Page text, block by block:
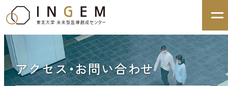
アクセス・お問い合わせ